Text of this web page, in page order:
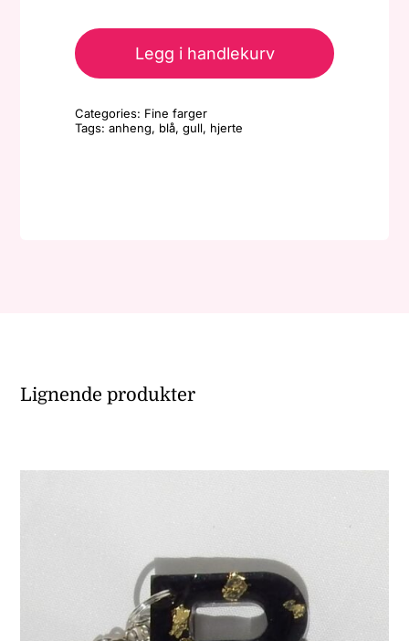
-
flat
Legg i handlekurv
Categories: Fine farger
Tags:anheng, blå,gull, hjerte
Lignende produkter